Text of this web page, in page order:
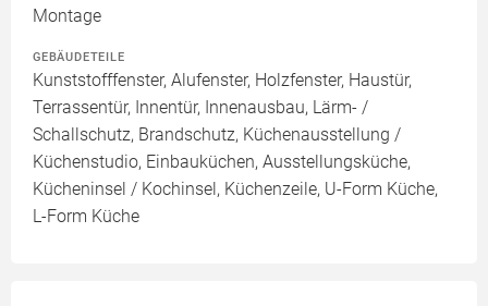
Montage
GEBÄUDETEILE
Kunststofffenster, Alufenster, Holzfenster, Haustür,
Terrassentür, Innentür, Innenausbau, Lärm- /
Schallschutz, Brandschutz, Küchenausstellung /
Küchenstudio, Einbauküchen, Ausstellungsküche,
Kücheninsel / Kochinsel, Küchenzeile, U-Form Küche,
L-Form Küche